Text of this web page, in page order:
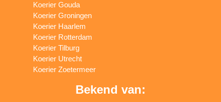
Koerier Gouda
Koerier Groningen
Koerier Haarlem
Koerier Rotterdam
Koerier Tilburg
Koerier Utrecht
Koerier Zoetermeer
Bekend van: